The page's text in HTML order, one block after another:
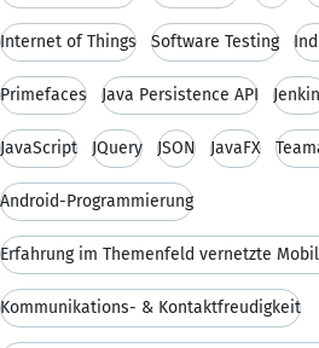
Internet of Things Software Testing
Primefaces Java Persistence API
JavaScript JQuery JSON JavaFX
Android-Programmierung
Erfahrung im Themenfeld vernetzte
Kommunikations- & Kontaktfreudigkeit